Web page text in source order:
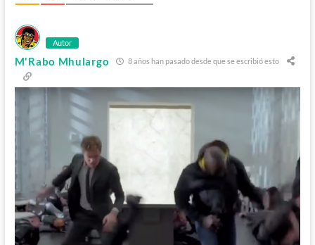
Autor
M'Rabo Mhulargo 8 años han pasado desde que se escribió esto